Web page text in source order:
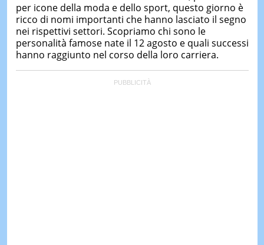
per icone della moda e dello sport, questo giorno è
ricco di nomi importanti che hanno lasciato il segno
nei rispettivi settori. Scopriamo chi sono le
personalità famose nate il 12 agosto e quali successi
hanno raggiunto nel corso della loro carriera.